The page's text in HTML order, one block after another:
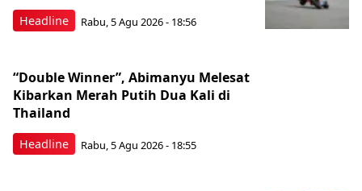
Headline Rabu, 5 Agu 2026 - 18:56
Headline
“Double Winner”, Abimanyu Melesat
Kibarkan Merah Putih Dua Kali di
Thailand
Rabu, 5 Agu 2026 - 18:55